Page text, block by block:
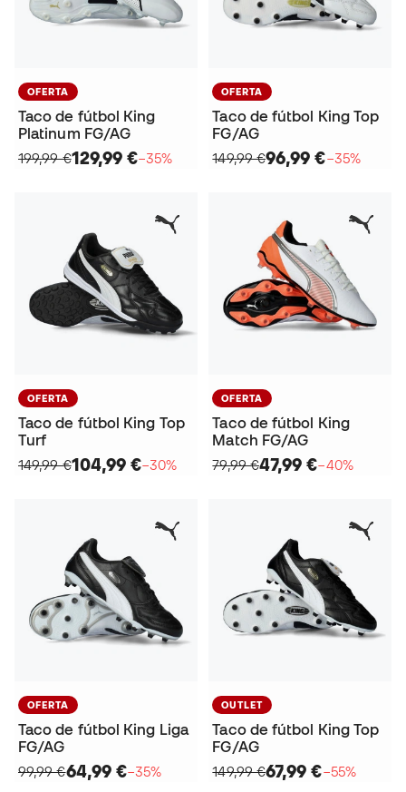
OFERTA
Taco de fútbol King
Platinum FG/AG
199,99 €129,99 €−35%
OFERTA
Taco de fútbol King Top
FG/AG
149,99 €96,99 €−35%
OFERTA
Taco de fútbol King Top
Turf
149,99 €104,99 €−30%
OFERTA
Taco de fútbol King
Match FG/AG
79,99 €47,99 €−40%
OFERTA
Taco de fútbol King Liga
FG/AG
99,99 €64,99 €−35%
OUTLET
Taco de fútbol King Top
FG/AG
149,99 €67,99 €−55%